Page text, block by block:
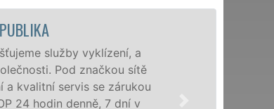
služby vyklízení, a
Pod značkou sítě
a kvalitní servis se zárukou
24 hodin denně, 7 dní v